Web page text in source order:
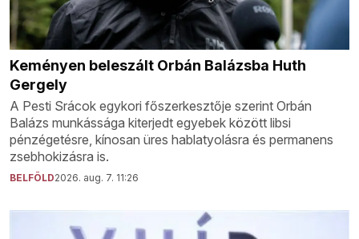
Keményen beleszált Orbán Balázsba Huth
Gergely
A Pesti Srácok egykori főszerkesztője szerint Orbán
Balázs munkássága kiterjedt egyebek között libsi
pénzégetésre, kínosan üres hablatyolásra és permanens
zsebhokizásra is.
BELFÖLD2026. aug. 7. 11:26